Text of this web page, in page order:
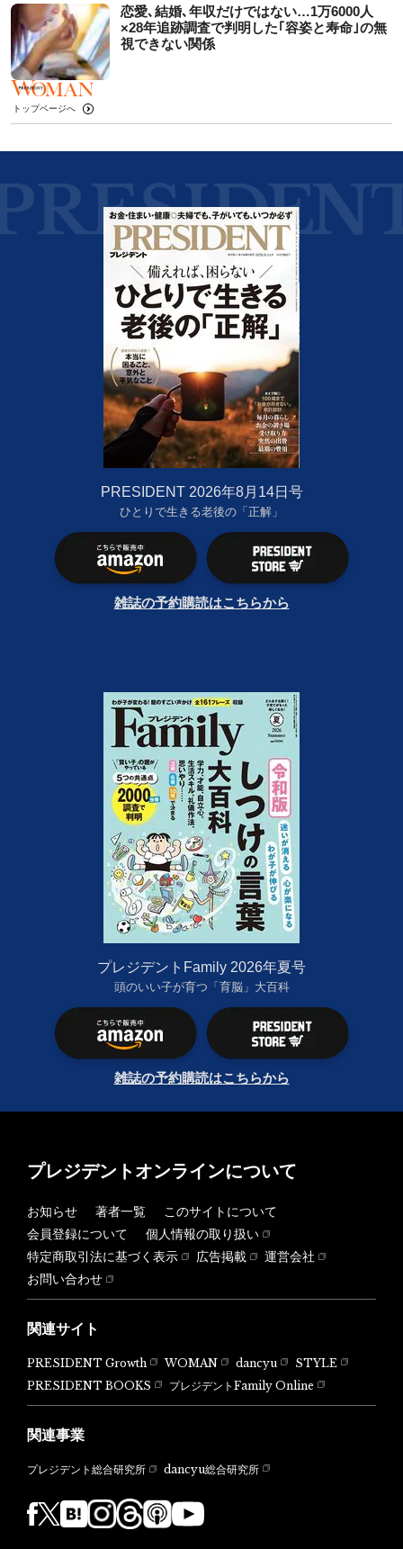
恋愛､結婚､年収だけではない…1万6000人
×28年追跡調査で判明した｢容姿と寿命｣の無
視できない関係
トップページへ
PRESIDENT 2026年8月14日号
ひとりで生きる老後の「正解」
雑誌の予約購読はこちらから
プレジデントFamily 2026年夏号
頭のいい子が育つ「育脳」大百科
雑誌の予約購読はこちらから
プレジデントオンラインについて
お知らせ 著者一覧
このサイトについて
会員登録について
個人情報の取り扱い
特定商取引法に基づく表示
広告掲載
運営会社
お問い合わせ
関連サイト
PRESIDENT Growth WOMAN dancyu
STYLE
PRESIDENT BOOKS
プレジデントFamily Online
関連事業
プレジデント総合研究所 dancyu総合研究所